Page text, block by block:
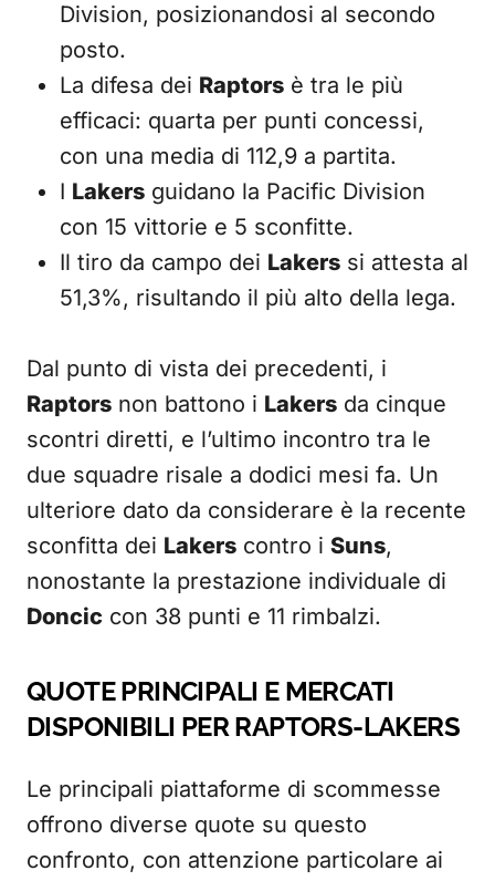
Division, posizionandosi al secondo
posto.
La difesa dei Raptors è tra le più
efficaci: quarta per punti concessi,
con una media di 112,9 a partita.
I Lakers guidano la Pacific Division
con 15 vittorie e 5 sconfitte.
Il tiro da campo dei Lakers si attesta al
51,3%, risultando il più alto della lega.
Dal punto di vista dei precedenti, i
Raptors non battono i Lakers da cinque
scontri diretti, e l’ultimo incontro tra le
due squadre risale a dodici mesi fa. Un
ulteriore dato da considerare è la recente
sconfitta dei Lakers contro i Suns,
nonostante la prestazione individuale di
Doncic con 38 punti e 11 rimbalzi.
QUOTE PRINCIPALI E MERCATI
DISPONIBILI PER RAPTORS-LAKERS
Le principali piattaforme di scommesse
offrono diverse quote su questo
confronto, con attenzione particolare ai